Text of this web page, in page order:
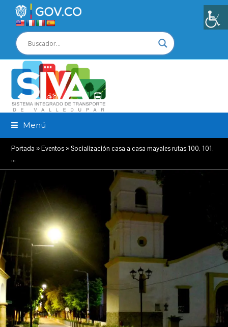
Menú
Portada »Eventos »Socialización casa a casa mayales rutas 100, 101,
…